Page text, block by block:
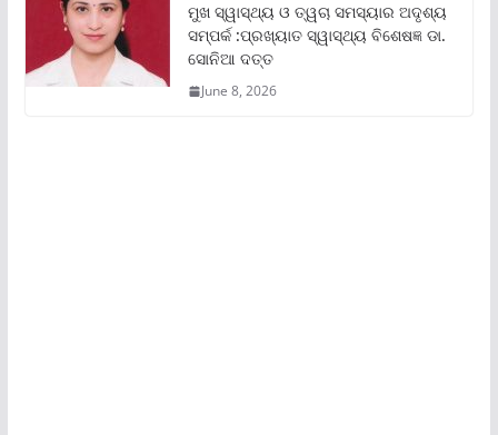
ମୁଖ ସ୍ୱାସ୍ଥ୍ୟ ଓ ତ୍ୱଚା ସମସ୍ୟାର ଅଦୃଶ୍ୟ
ସମ୍ପର୍କ :ପ୍ରଖ୍ୟାତ ସ୍ୱାସ୍ଥ୍ୟ ବିଶେଷଜ୍ଞ ଡା.
ସୋନିଆ ଦତ୍ତ
June 8, 2026